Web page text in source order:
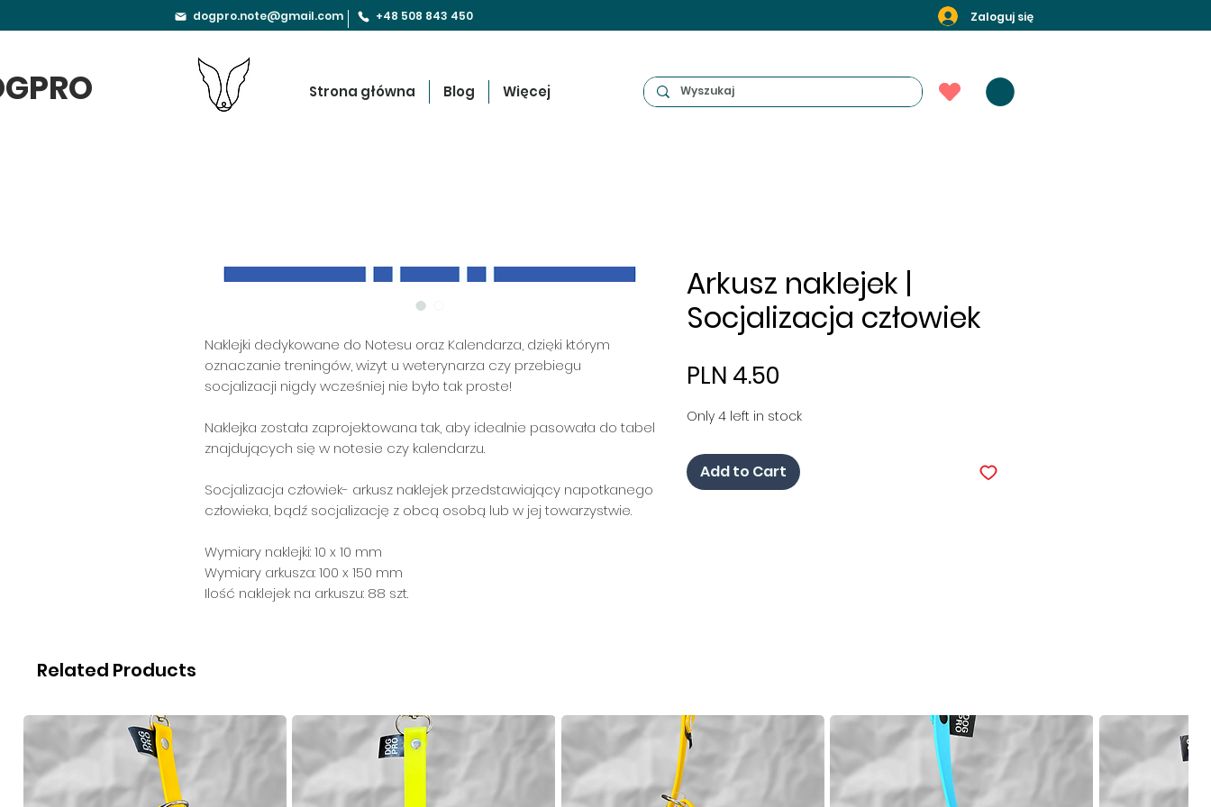
dogpro.note@gmail.com +48 508 843 450 Zaloguj się
Strona główna Blog Więcej
Naklejki dedykowane do Notesu oraz Kalendarza, dzięki którym
oznaczanie treningów, wizyt u weterynarza czy przebiegu
socjalizacji nigdy wcześniej nie było tak proste!
Naklejka została zaprojektowana tak, aby idealnie pasowała do tabel
znajdujących się w notesie czy kalendarzu.
Socjalizacja człowiek- arkusz naklejek przedstawiający napotkanego
człowieka, bądź socjalizację z obcą osobą lub w jej towarzystwie.
Wymiary naklejki: 10 x 10 mm
Wymiary arkusza: 100 x 150 mm
Ilość naklejek na arkuszu: 88 szt.
Arkusz naklejek |
Socjalizacja człowiek
PLN 4.50
Only 4 left in stock
Add to Cart
Related Products